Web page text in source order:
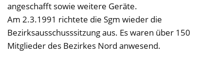
angeschafft sowie weitere Geräte.
Am 2.3.1991 richtete die Sgm wieder die
Bezirksausschusssitzung aus. Es waren über 150
Mitglieder des Bezirkes Nord anwesend.